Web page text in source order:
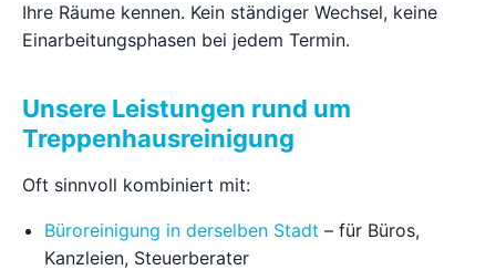
Ihre Räume kennen. Kein ständiger Wechsel, keine
Einarbeitungsphasen bei jedem Termin.
Unsere Leistungen rund um
Treppenhausreinigung
Oft sinnvoll kombiniert mit:
Büroreinigung in derselben Stadt – für Büros,
Kanzleien, Steuerberater